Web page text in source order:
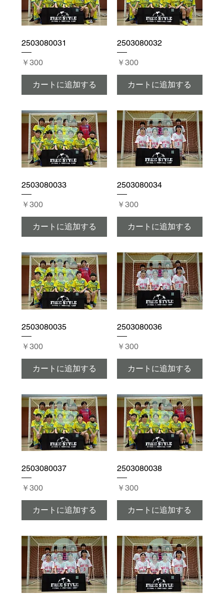
2503080031
価格
￥300
カートに追加する
2503080032
価格
￥300
カートに追加する
2503080033
価格
￥300
カートに追加する
2503080034
価格
￥300
カートに追加する
2503080035
価格
￥300
カートに追加する
2503080036
価格
￥300
カートに追加する
2503080037
価格
￥300
カートに追加する
2503080038
価格
￥300
カートに追加する